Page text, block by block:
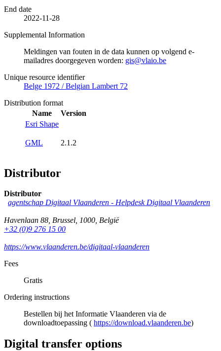
End date
2022-11-28
Supplemental Information
Meldingen van fouten in de data kunnen op volgend e-
mailadres doorgegeven worden: gis@vlaio.be
Unique resource identifier
Belge 1972 / Belgian Lambert 72
Distribution format
Name
Version
Esri Shape
GML 2.1.2
Distributor
Distributor
agentschap Digitaal Vlaanderen - Helpdesk Digitaal Vlaanderen
Havenlaan 88, Brussel, 1000, België
+32 (0)9 276 15 00
https://www.vlaanderen.be/digitaal-vlaanderen
Fees
Gratis
Ordering instructions
Bestellen bij het Informatie Vlaanderen via de
downloadtoepassing ( https://download.vlaanderen.be)
Digital transfer options